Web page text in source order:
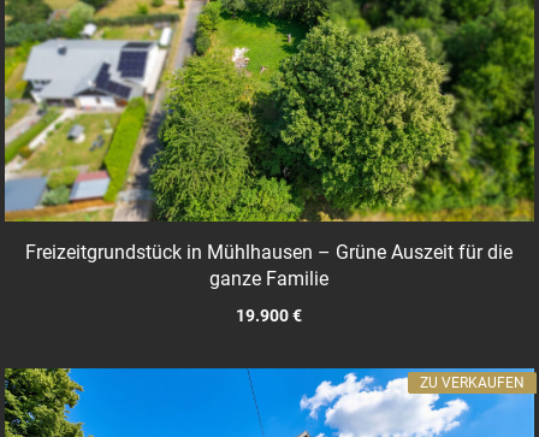
Freizeitgrundstück in Mühlhausen – Grüne Auszeit für die
ganze Familie
19.900 €
ZU VERKAUFEN